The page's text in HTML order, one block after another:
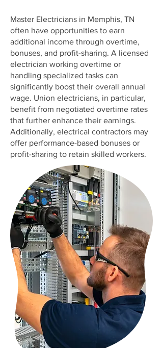
Master Electricians in Memphis, TN
often have opportunities to earn
additional income through overtime,
bonuses, and profit-sharing. A licensed
electrician working overtime or
handling specialized tasks can
significantly boost their overall annual
wage. Union electricians, in particular,
benefit from negotiated overtime rates
that further enhance their earnings.
Additionally, electrical contractors may
offer performance-based bonuses or
profit-sharing to retain skilled workers.